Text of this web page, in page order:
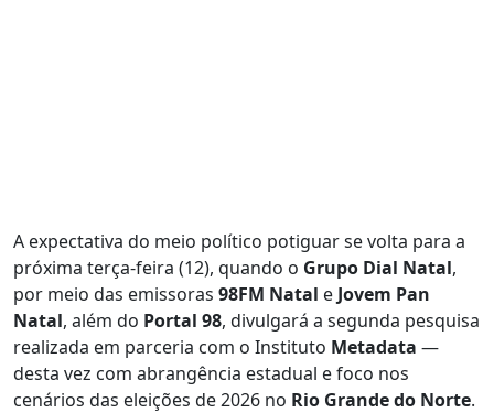
A expectativa do meio político potiguar se volta para a
próxima terça-feira (12), quando o Grupo Dial Natal,
por meio das emissoras 98FM Natal e Jovem Pan
Natal, além do Portal 98, divulgará a segunda pesquisa
realizada em parceria com o Instituto Metadata —
desta vez com abrangência estadual e foco nos
cenários das eleições de 2026 no Rio Grande do Norte.